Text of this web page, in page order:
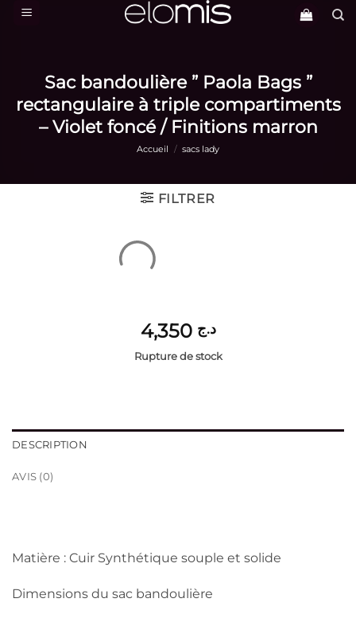
Passer
Sac bandoulière ” Paola Bags ”
rectangulaire à triple compartiments
– Violet foncé / Finitions marron
Accueil / sacs lady
FILTRER
د.ج 4,350
Rupture de stock
DESCRIPTION
AVIS (0)
Matière : Cuir Synthétique souple et solide
Dimensions du sac bandoulière